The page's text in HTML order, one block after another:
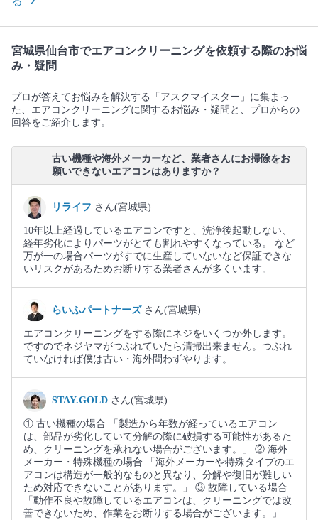
宮城県仙台市でエアコンクリーニングを依頼する際のお悩
み・疑問
プロが答えてお悩みを解決する「アスクマイスター」に集まっ
た、エアコンクリーニングに関するお悩み・疑問と、プロからの
回答をご紹介します。
古い機種や海外メーカーなど、業者さんにお掃除をお
願いできないエアコンはありますか？
リライフ さん(宮城県)
10年以上経過しているエアコンですと、洗浄後起動しない、
経年劣化によりパーツがとても割れやすくなっている。 など
万が一の場合パーツがすでに生産していないなど保証できな
いリスクがあるためお断りする業者さんが多くいます。
らいふパートナーズ さん(宮城県)
エアコンクリーニングをする際にネジをいくつか外します。
ですのでネジヤマがつぶれていたら清掃出来ません。つぶれ
ていなければ僕は古い・海外問わずやります。
STAY.GOLD さん(宮城県)
① 古い機種の場合 「製造から年数が経っているエアコン
は、部品が劣化していて分解の際に破損する可能性があるた
め、クリーニングを承れない場合がございます。」 ② 海外
メーカー・特殊機種の場合 「海外メーカーや特殊タイプのエ
アコンは構造が一般的なものと異なり、分解や復旧が難しい
ため対応できないことがあります。」 ③ 故障している場合
「動作不良や故障しているエアコンは、クリーニングでは改
善できないため、作業をお断りする場合がございます。」